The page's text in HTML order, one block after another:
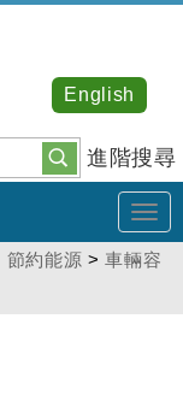
進階搜尋
English
節約能源 >車輛容